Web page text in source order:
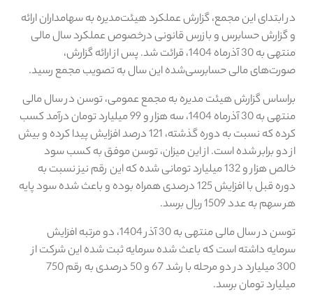
در ابتدای این مجمع، گزارش عملکرد هیئت‌مدیره به سهامداران ارائه
و گزارش حسابرس و بازرس قانونی درخصوص عملکرد سال مالی
منتهی به 30 آذرماه 1404، قرائت شد. پس از ارائه گزارش،
صورت‌های مالی حسابرسی‌شده این سال به تصویب مجمع رسید.
براساس گزارش هیئت مدیره به مجمع عمومی، توسن در سال مالی
منتهی به 30 آذرماه 1404، سه هزار و 99 میلیارد تومان درآمد کسب
کرده که نسبت به دوره گذشته، 121 درصد افزایش پیدا کرده و بیش
از دو برابر شده است. از این میزان، توسن موفق به کسب سود
خالص هزار و 132 میلیارد تومانی شده که این رقم نیز نسبت به
دوره قبل با افزایش 125 درصدی همراه بوده و باعث شده سود پایه
هر سهم به عدد 1509 ریال برسد.
توسن در سال مالی منتهی به 30 آذر 1404، دو مرتبه افزایش
سرمایه داشته است که باعث شده سرمایه ثبت شده این شرکت از
300 میلیارد در دو مرحله با رشد 67 و 50 درصدی به رقم 750
میلیارد تومان برسد.